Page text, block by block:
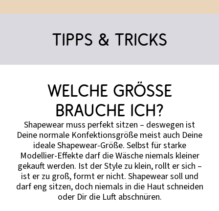
Tipps & Tricks
Welche Größe
brauche ich?
Shapewear muss perfekt sitzen – deswegen ist
Deine normale Konfektionsgröße meist auch Deine
ideale Shapewear-Größe. Selbst für starke
Modellier-Effekte darf die Wäsche niemals kleiner
gekauft werden. Ist der Style zu klein, rollt er sich –
ist er zu groß, formt er nicht. Shapewear soll und
darf eng sitzen, doch niemals in die Haut schneiden
oder Dir die Luft abschnüren.